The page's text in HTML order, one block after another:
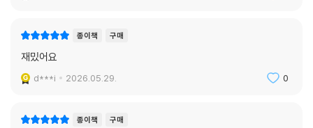
종이책 구매
재밌어요
d***i 2026.05.29. 0
종이책 구매